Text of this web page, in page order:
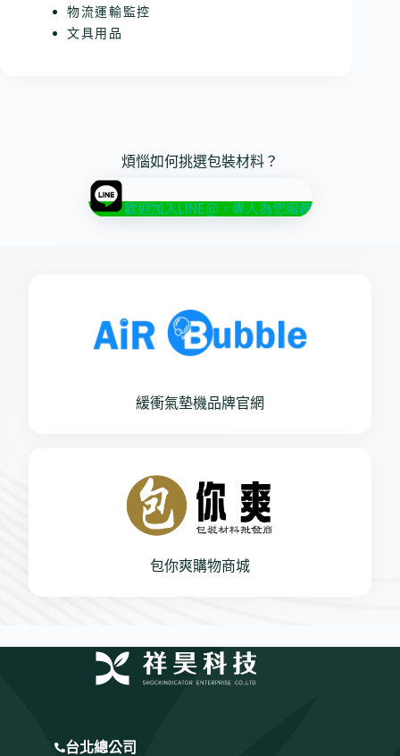
物流運輸監控
文具用品
煩惱如何挑選包裝材料？
歡迎加入LINE@，專人為您服務
緩衝氣墊機品牌官網
包你爽購物商城
台北總公司